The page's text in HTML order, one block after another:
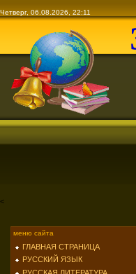
Четверг,
<
меню сайта
ГЛАВНАЯ СТРАНИЦА
РУССКИЙ ЯЗЫК